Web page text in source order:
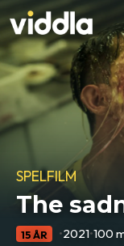
SPELFILM
The
15 ÅR •2021•100